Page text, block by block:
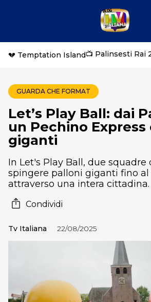
💔 Temptation Island📺 Palinsesti Rai
GUARDA CHE FORMAT
Let’s Play Ball: dai
un Pechino
giganti
In Let's Play Ball, due squadre
spingere palloni giganti fino al
attraverso una intera cittadina.
Condividi
Tv Italiana 22/08/2025